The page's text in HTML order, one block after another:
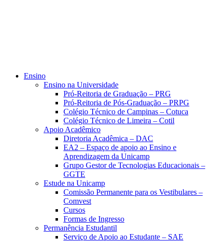
Ensino
Ensino na Universidade
Pró-Reitoria de Graduação – PRG
Pró-Reitoria de Pós-Graduação – PRPG
Colégio Técnico de Campinas – Cotuca
Colégio Técnico de Limeira – Cotil
Apoio Acadêmico
Diretoria Acadêmica – DAC
EA2 – Espaço de apoio ao Ensino e
Aprendizagem da Unicamp
Grupo Gestor de Tecnologias Educacionais –
GGTE
Estude na Unicamp
Comissão Permanente para os Vestibulares –
Comvest
Cursos
Formas de Ingresso
Permanência Estudantil
Serviço de Apoio ao Estudante – SAE